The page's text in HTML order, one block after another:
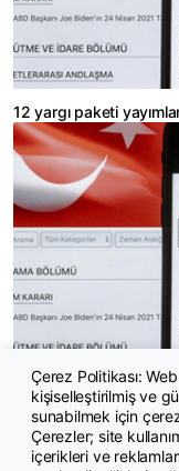
12 yargı paketi
En düşük emekli
Çerez Politikası:
kişiselleştirilmiş ve
sunabilmek için
Çerezler; site
içerikleri ve